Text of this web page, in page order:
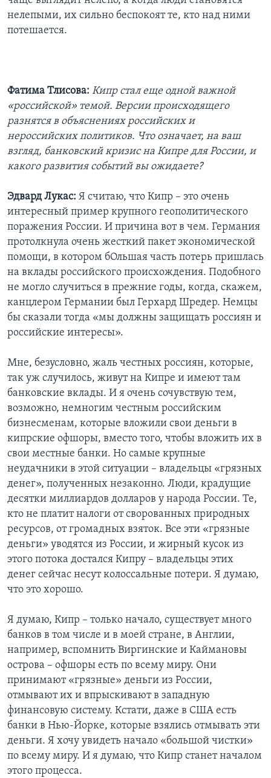
нелепыми, их сильно беспокоят те, кто над ними
потешается.
Фатима Тлисова: Кипр стал еще одной важной
«российской» темой. Версии происходящего
разнятся в объяснениях российских и
нероссийских политиков. Что означает, на ваш
взгляд, банковский кризис на Кипре для России, и
какого развития событий вы ожидаете?
Эдвард Лукас: Я считаю, что Кипр – это очень
интересный пример крупного геополитического
поражения России. И причина вот в чем. Германия
протолкнула очень жесткий пакет экономической
помощи, в котором бОльшая часть потерь пришлась
на вклады российского происхождения. Подобного
не могло случиться в прежние годы, когда, скажем,
канцлером Германии был Герхард Шредер. Немцы
бы сказали тогда «мы должны защищать россиян и
российские интересы».
Мне, безусловно, жаль честных россиян, которые,
так уж случилось, живут на Кипре и имеют там
банковские вклады. И я очень сочувствую тем,
возможно, немногим честным российским
бизнесменам, которые вложили свои деньги в
кипрские офшоры, вместо того, чтобы вложить их в
свои местные банки. Но самые крупные
неудачники в этой ситуации – владельцы «грязных
денег», полученных незаконно. Люди, крадущие
десятки миллиардов долларов у народа России. Те,
кто не платит налоги от сворованных природных
ресурсов, от громадных взяток. Все эти «грязные
деньги» уводятся из России, и жирный кусок из
этого потока достался Кипру – владельцы этих
денег сейчас несут колоссальные потери. Я думаю,
что это хорошо.
Я думаю, Кипр – только начало, существует много
банков в том числе и в моей стране, в Англии,
например, вспомнить Виргинские и Каймановы
острова – офшоры есть по всему миру. Они
принимают «грязные» деньги из России,
отмывают их и впрыскивают в западную
финансовую систему. Кстати, даже в США есть
банки в Нью-Йорке, которые взялись отмывать эти
деньги. Я хочу увидеть начало «большой чистки»
по всему миру. И я думаю, что Кипр станет началом
этого процесса.